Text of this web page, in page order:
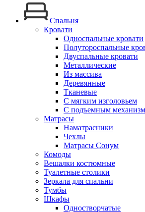
Спальня
Кровати
Односпальные кровати
Полутороспальные
Двуспальные кровати
Металлические
Из массива
Деревянные
Тканевые
С мягким изголовьем
С подъемным
Матрасы
Наматрасники
Чехлы
Матрасы Сонум
Комоды
Вешалки костюмные
Туалетные столики
Зеркала для спальни
Тумбы
Шкафы
Одностворчатые